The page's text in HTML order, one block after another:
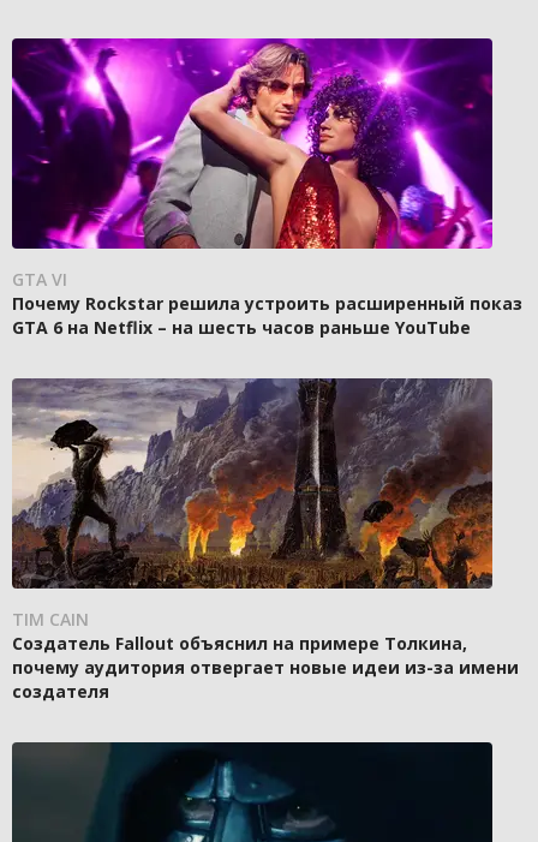
GTA VI
Почему Rockstar решила устроить расширенный показ
GTA 6 на Netflix – на шесть часов раньше YouTube
TIM CAIN
Создатель Fallout объяснил на примере Толкина,
почему аудитория отвергает новые идеи из-за имени
создателя